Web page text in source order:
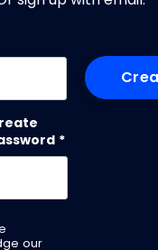
*
our